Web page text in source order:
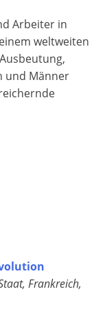
Arbeiter in
weltweiten
und Männer
Frankreich,